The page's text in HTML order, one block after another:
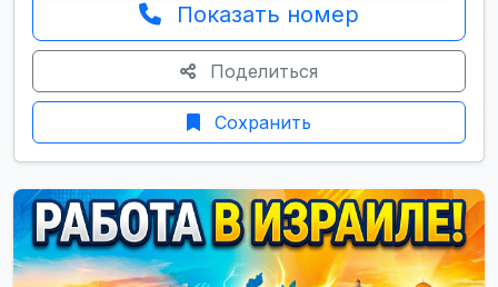
Показать номер
Поделиться
Сохранить